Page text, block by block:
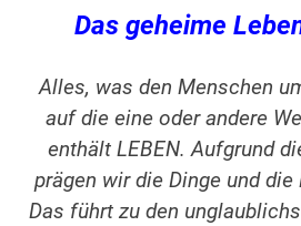
Das geheime
Alles, was den Menschen
auf die eine oder andere
enthält LEBEN. Aufgrund
prägen wir die Dinge und die
Das führt zu den